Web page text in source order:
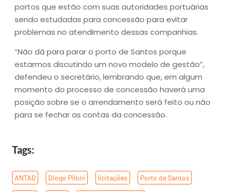
portos que estão com suas autoridades portuárias
sendo estudadas para concessão para evitar
problemas no atendimento dessas companhias.
“Não dá para parar o porto de Santos porque
estarmos discutindo um novo modelo de gestão”,
defendeu o secretário, lembrando que, em algum
momento do processo de concessão haverá uma
posição sobre se o arrendamento será feito ou não
para se fechar as contas da concessão.
Tags:
ANTAQ Diogo Piloni licitações Porto de Santos